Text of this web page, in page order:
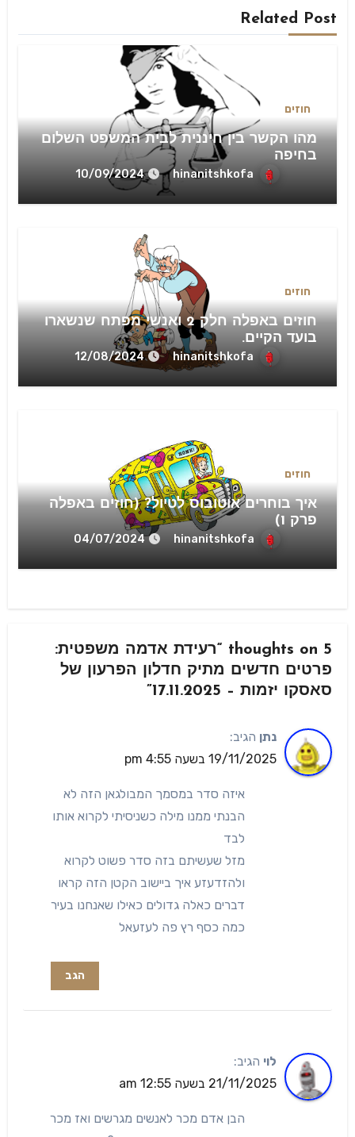
Related Post
חוזים
מהו הקשר בין חיננית לבית המשפט השלום
בחיפה
hinanitshkofa
10/09/2024
חוזים
חוזים באפלה חלק 2 ואנשי מפתח שנשארו
בועד הקיים.
hinanitshkofa
12/08/2024
חוזים
איך בוחרים אוטובוס לטיול? (חוזים באפלה
פרק 1)
hinanitshkofa
04/07/2024
5 thoughts on “רעידת אדמה משפטית:
פרטים חדשים מתיק חדלון הפרעון של
סאסקו יזמות – 17.11.2025”
נתן הגיב:
19/11/2025 בשעה 4:55 pm
איזה סדר במסמך המבולגאן הזה לא
הבנתי ממנו מילה כשניסיתי לקרוא אותו
לבד
מזל שעשיתם בזה סדר פשוט לקרוא
ולהזדעזע איך ביישוב הקטן הזה קראו
דברים כאלה גדולים כאילו שאנחנו בעיר
כמה כסף רץ פה לעזעאל
הגב
לוי הגיב:
21/11/2025 בשעה 12:55 am
הבן אדם מכר לאנשים מגרשים ואז מכר